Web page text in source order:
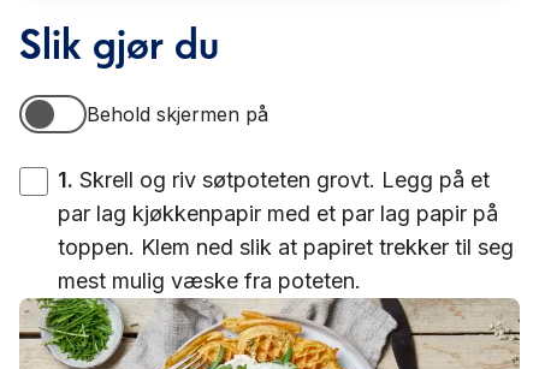
Slik gjør du
Behold skjermen på
Behold skjermen på
1. Skrell og riv søtpoteten grovt. Legg på et
par lag kjøkkenpapir med et par lag papir på
toppen. Klem ned slik at papiret trekker til seg
mest mulig væske fra poteten.